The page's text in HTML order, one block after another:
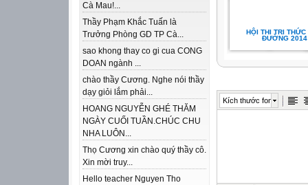
Cà Mau!...
Thầy Phạm Khắc Tuấn là
Trưởng Phòng GD TP Cà...
sao khong thay co gi cua CONG
DOAN ngành ...
chào thầy Cương. Nghe nói thầy
dạy giỏi lắm phải...
HOANG NGUYỄN GHÉ THĂM
NGÀY CUỐI TUẦN.CHÚC CHU
NHA LUÔN...
Thọ Cương xin chào quý thầy cô.
Xin mời truy...
Hello teacher Nguyen Tho
HỘI THI TRI THỨC
ĐƯỜNG 2014
Kích thước font